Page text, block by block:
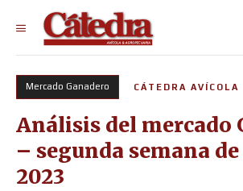
Mercado Ganadero CÁTEDRA AVÍCOLA
Análisis del mercado
– segunda semana
2023